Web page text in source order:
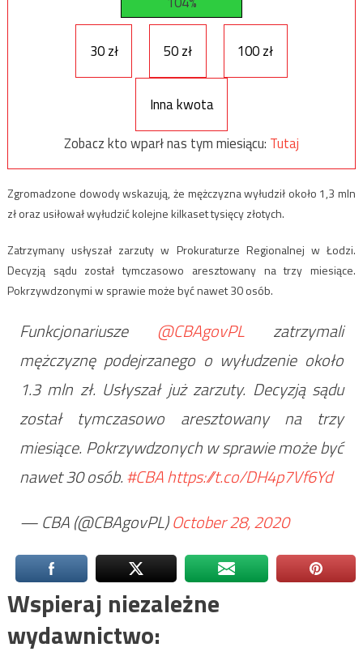
30 zł 50 zł 100 zł
Inna kwota
Zobacz kto wparł nas tym miesiącu: Tutaj
Zgromadzone dowody wskazują, że mężczyzna wyłudził około 1,3 mln
zł oraz usiłował wyłudzić kolejne kilkaset tysięcy złotych.
Zatrzymany usłyszał zarzuty w Prokuraturze Regionalnej w Łodzi.
Decyzją sądu został tymczasowo aresztowany na trzy miesiące.
Pokrzywdzonymi w sprawie może być nawet 30 osób.
Funkcjonariusze @CBAgovPLzatrzymali
mężczyznę podejrzanego o wyłudzenie około
1.3 mln zł. Usłyszał już zarzuty. Decyzją sądu
został tymczasowo aresztowany na trzy
miesiące. Pokrzywdzonych w sprawie może być
nawet 30 osób.#CBAhttps://t.co/DH4p7Vf6Yd
— CBA (@CBAgovPL)October 28, 2020
Wspieraj niezależne
wydawnictwo: